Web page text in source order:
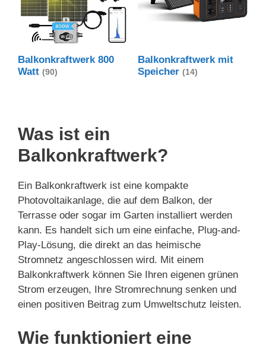
Balkonkraftwerk 800
Watt (90)
Balkonkraftwerk mit
Speicher (14)
Was ist ein
Balkonkraftwerk?
Ein Balkonkraftwerk ist eine kompakte
Photovoltaikanlage, die auf dem Balkon, der
Terrasse oder sogar im Garten installiert werden
kann. Es handelt sich um eine einfache, Plug-and-
Play-Lösung, die direkt an das heimische
Stromnetz angeschlossen wird. Mit einem
Balkonkraftwerk können Sie Ihren eigenen grünen
Strom erzeugen, Ihre Stromrechnung senken und
einen positiven Beitrag zum Umweltschutz leisten.
Wie funktioniert eine